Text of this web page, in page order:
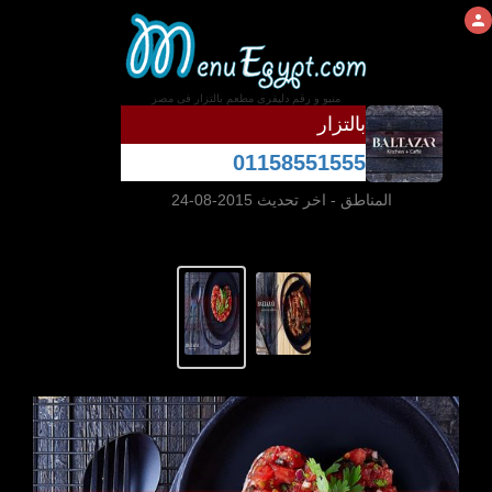
منيو و رقم دليفرى مطعم بالتزار فى مصر
بالتزار
01158551555
المناطق - اخر تحديث 2015-08-24